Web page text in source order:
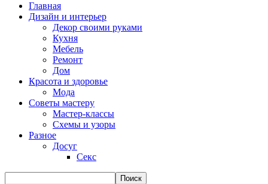
Главная
Дизайн и интерьер
Декор своими руками
Кухня
Мебель
Ремонт
Дом
Красота и здоровье
Мода
Советы мастеру
Мастер-классы
Схемы и узоры
Разное
Досуг
Секс